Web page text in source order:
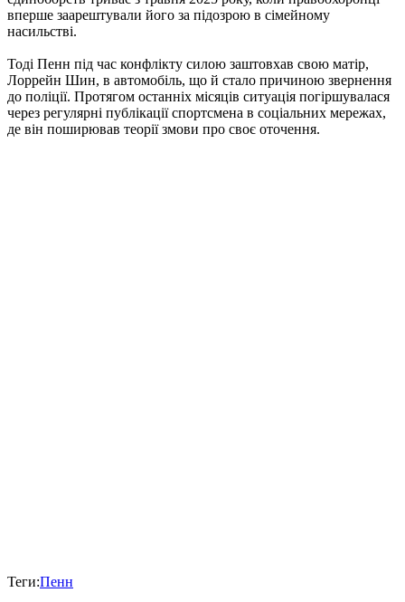
вперше заарештували його за підозрою в сімейному
насильстві.
Тоді Пенн під час конфлікту силою заштовхав свою матір,
Лоррейн Шин, в автомобіль, що й стало причиною звернення
до поліції. Протягом останніх місяців ситуація погіршувалася
через регулярні публікації спортсмена в соціальних мережах,
де він поширював теорії змови про своє оточення.
Теги:Пенн